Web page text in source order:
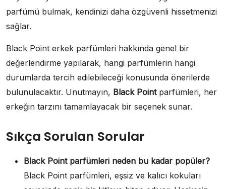
parfümü bulmak, kendinizi daha özgüvenli hissetmenizi
sağlar.
Black Point erkek parfümleri hakkında genel bir
değerlendirme yapılarak, hangi parfümlerin hangi
durumlarda tercih edilebileceği konusunda önerilerde
bulunulacaktır. Unutmayın, Black Pointparfümleri, her
erkeğin tarzını tamamlayacak bir seçenek sunar.
Sıkça Sorulan Sorular
Black Point parfümleri neden bu kadar popüler?
Black Point parfümleri, eşsiz ve kalıcı kokuları